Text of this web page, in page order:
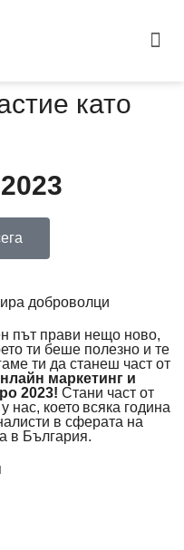
като
доброволци
път прави нещо ново,
ти беше полезно и те
ти да станеш част от
маркетинг и
2023! Стани част от
нас, което всяка година
в сферата на
в България.